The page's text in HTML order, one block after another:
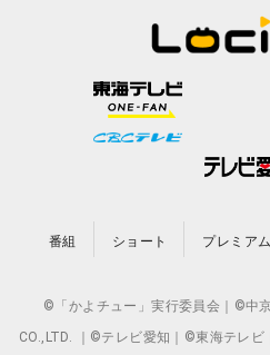
番組 ショート プレミアム
©「かよチュー」実行委員会｜©中
CO.,LTD. ｜©テレビ愛知｜©東海テレ